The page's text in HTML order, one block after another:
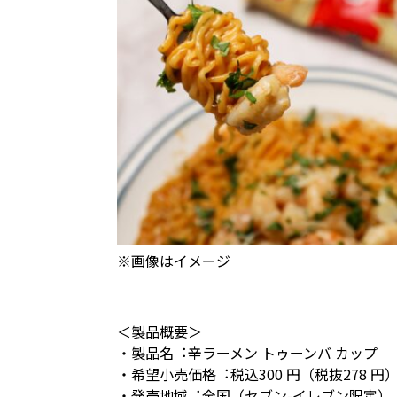
※画像はイメージ
＜製品概要＞
・製品名︓⾟ラーメン トゥーンバ カップ
・希望⼩売価格︓税込300 円（税抜278 円